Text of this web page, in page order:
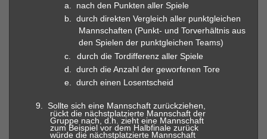
a.
nach den Punkten aller Spiele
b.
durch direkten Vergleich aller punktgleichen
Mannschaften (Punkt- und Torverhältnis aus
den Spielen der punktgleichen Teams)
c.
durch die Tordifferenz aller Spiele
d.
durch die Anzahl der geworfenen Tore
e.
durch einen Losentscheid
9.
Sollte sich eine Mannschaft zurückziehen,
rückt die nächstplatzierte Mannschaft der
Gruppe nach, d.h. zieht eine Mannschaft
zum Beispiel vor dem Halbfinale zurück
würde die nächstplatzierte Mannschaft